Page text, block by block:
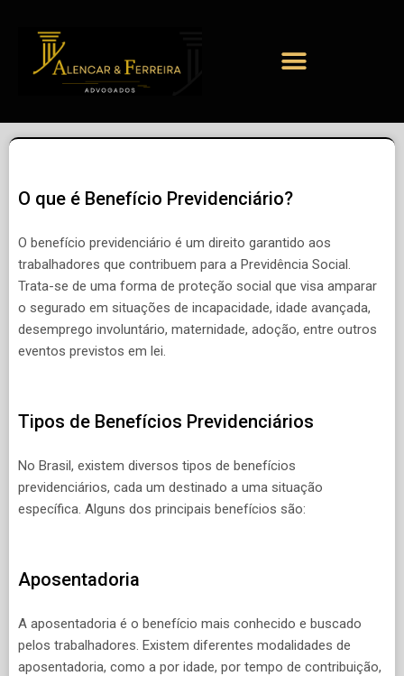
O que é Benefício Previdenciário?
O benefício previdenciário é um direito garantido aos
trabalhadores que contribuem para a Previdência Social.
Trata-se de uma forma de proteção social que visa amparar
o segurado em situações de incapacidade, idade avançada,
desemprego involuntário, maternidade, adoção, entre outros
eventos previstos em lei.
Tipos de Benefícios Previdenciários
No Brasil, existem diversos tipos de benefícios
previdenciários, cada um destinado a uma situação
específica. Alguns dos principais benefícios são:
Aposentadoria
A aposentadoria é o benefício mais conhecido e buscado
pelos trabalhadores. Existem diferentes modalidades de
aposentadoria, como a por idade, por tempo de contribuição,